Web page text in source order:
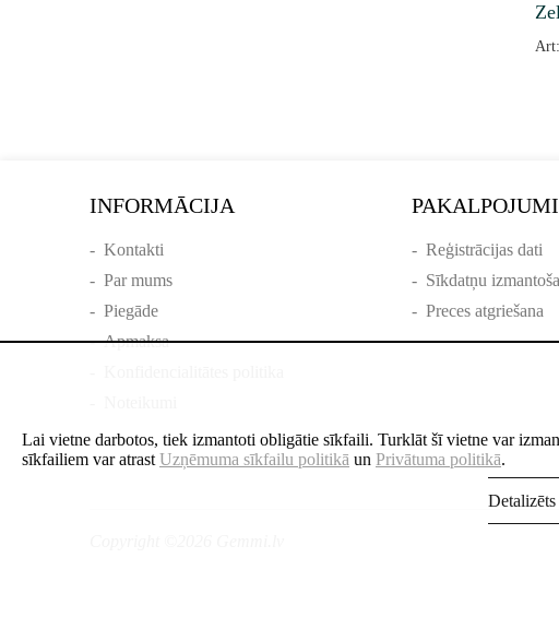
INFORMĀCIJA
- Kontakti
- Par mums
- Piegāde
-Apmaksa
PAKALPOJUMI
- Reģistrācijas dati
- Sīkdatņu
- Preces atgriešana
Lai vietne darbotos, tiek izmantoti obligātie sīkfaili. Turklāt šī vietne var
sīkfailiem var atrast Uzņēmuma sīkfailu politikā un Privātuma politikā.
Detalizēts